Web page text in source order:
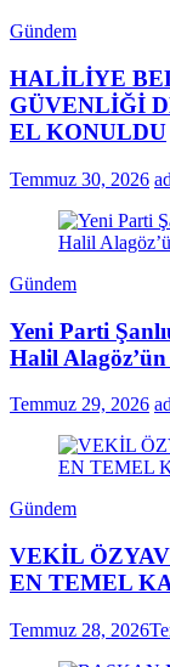
Gündem
HALİLİYE
GÜVENLİĞİ
EL KONULDU
Temmuz 30, 2026
Gündem
Yeni Parti
Halil Alagöz’ün
Temmuz 29, 2026
Gündem
VEKİL
EN TEMEL
Temmuz 28, 2026